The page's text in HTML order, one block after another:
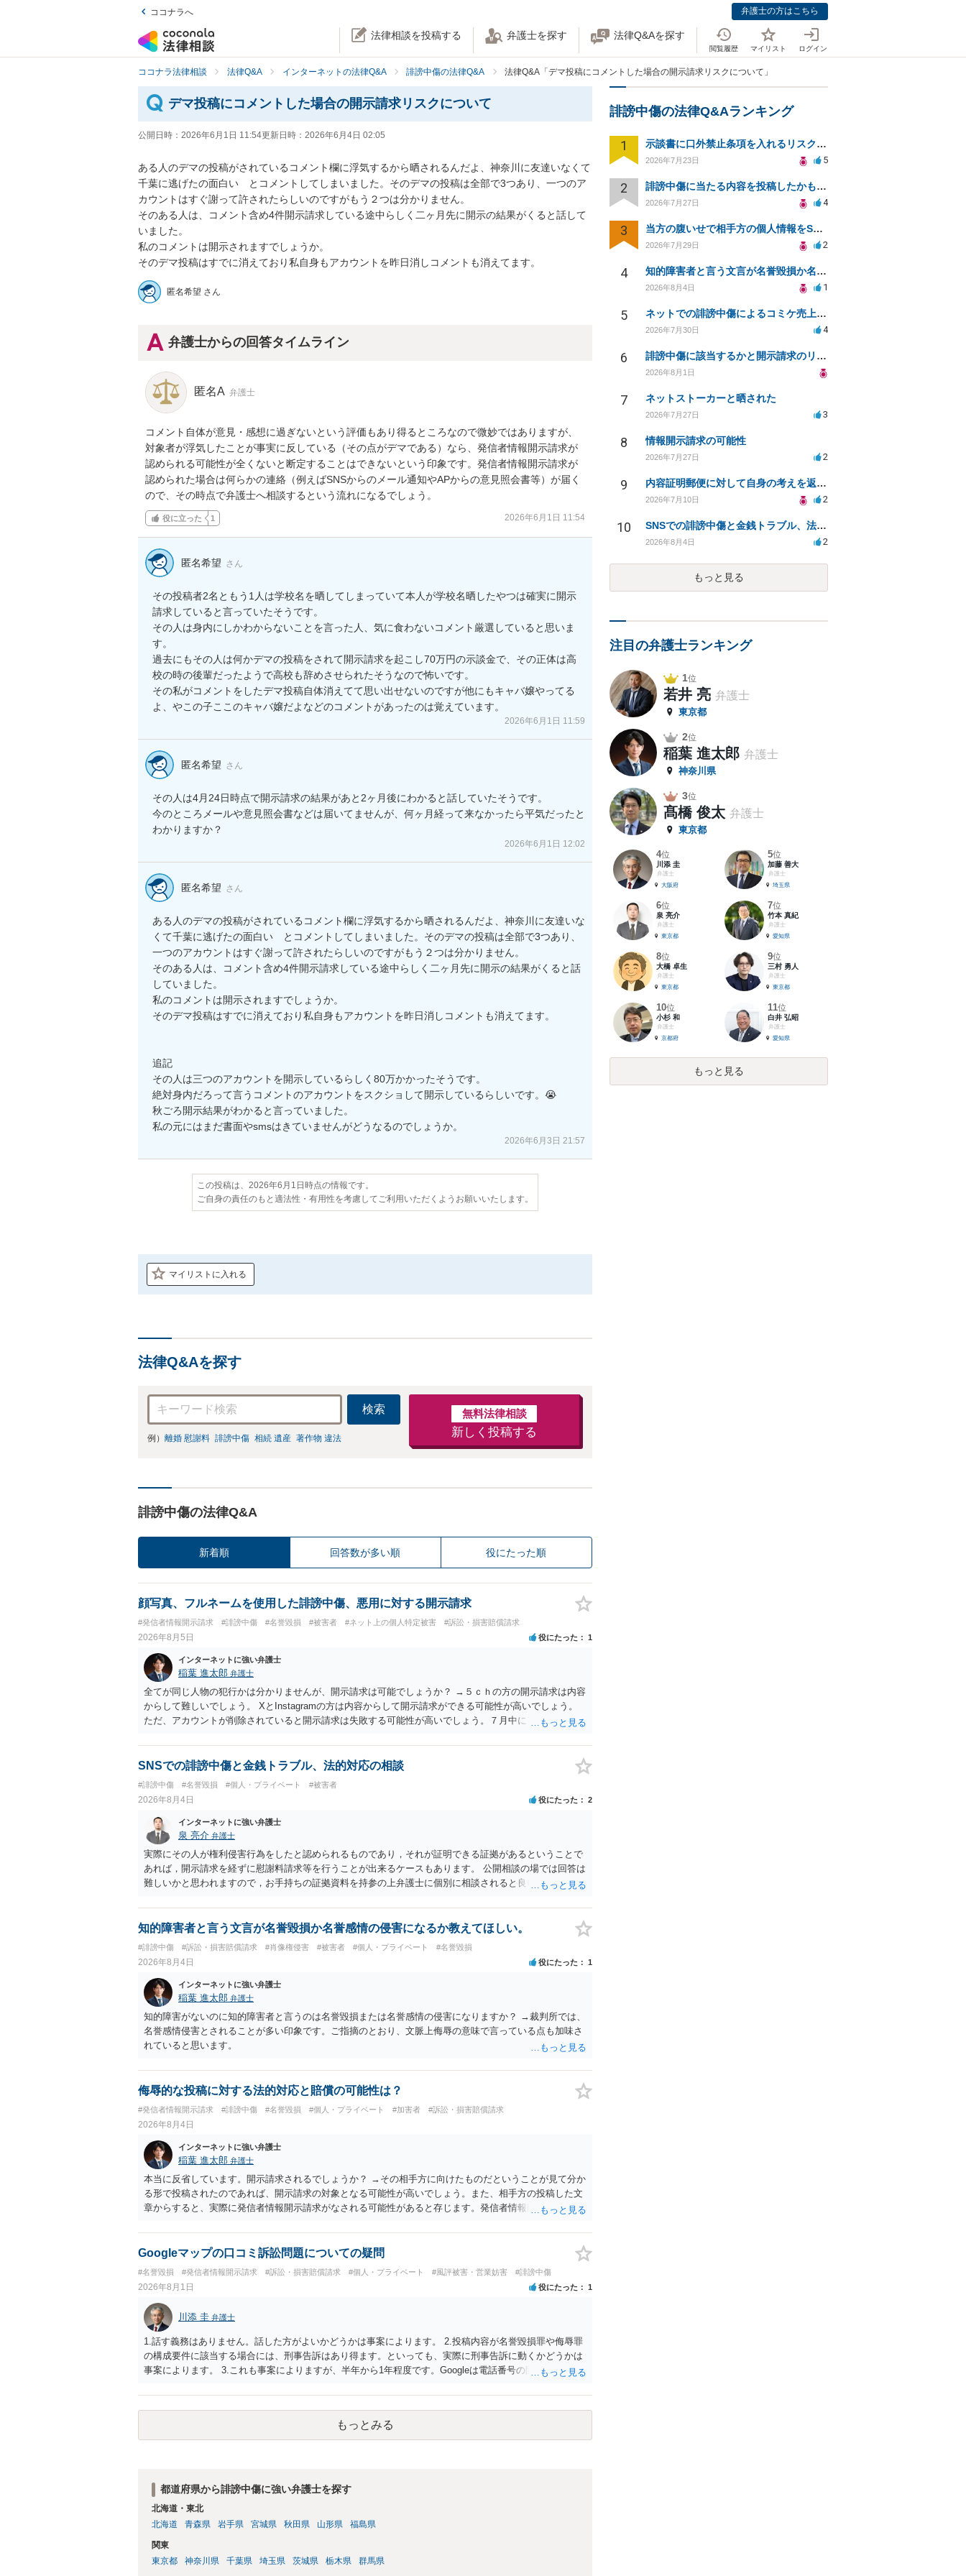
ココナラへ 弁護士の方はこちら
法律相談を投稿する 弁護士を探す 法律Q&Aを探す
閲覧履歴 マイリスト ログイン
ココナラ法律相談 法律Q&A インターネットの法律Q&A 誹謗中傷の法律Q&A 法律Q&A「デマ投稿にコメントした場合の開示請求リスクについて」
デマ投稿にコメントした場合の開示請求リスクについて
公開日時： 2026年6月1日 11:54更新日時： 2026年6月4日 02:05
ある人のデマの投稿がされているコメント欄に浮気するから晒されるんだよ、神奈川に友達いなくて
千葉に逃げたの面白い　とコメントしてしまいました。そのデマの投稿は全部で3つあり、一つのア
カウントはすぐ謝って許されたらしいのですがもう２つは分かりません。
そのある人は、コメント含め4件開示請求している途中らしく二ヶ月先に開示の結果がくると話して
いました。
私のコメントは開示されますでしょうか。
そのデマ投稿はすでに消えており私自身もアカウントを昨日消しコメントも消えてます。
匿名希望 さん
弁護士からの回答タイムライン
匿名A 弁護士
コメント自体が意見・感想に過ぎないという評価もあり得るところなので微妙ではありますが、
対象者が浮気したことが事実に反している（その点がデマである）なら、発信者情報開示請求が
認められる可能性が全くないと断定することはできないという印象です。発信者情報開示請求が
認められた場合は何らかの連絡（例えばSNSからのメール通知やAPからの意見照会書等）が届く
ので、その時点で弁護士へ相談するという流れになるでしょう。
役に立った 1 2026年6月1日 11:54
匿名希望 さん
その投稿者2名ともう1人は学校名を晒してしまっていて本人が学校名晒したやつは確実に開示
請求していると言っていたそうです。
その人は身内にしかわからないことを言った人、気に食わないコメント厳選していると思いま
す。
過去にもその人は何かデマの投稿をされて開示請求を起こし70万円の示談金で、その正体は高
校の時の後輩だったようで高校も辞めさせられたそうなので怖いです。
その私がコメントをしたデマ投稿自体消えてて思い出せないのですが他にもキャバ嬢やってる
よ、やこの子ここのキャバ嬢だよなどのコメントがあったのは覚えています。
2026年6月1日 11:59
匿名希望 さん
その人は4月24日時点で開示請求の結果があと2ヶ月後にわかると話していたそうです。
今のところメールや意見照会書などは届いてませんが、何ヶ月経って来なかったら平気だったと
わかりますか？
2026年6月1日 12:02
匿名希望 さん
ある人のデマの投稿がされているコメント欄に浮気するから晒されるんだよ、神奈川に友達いな
くて千葉に逃げたの面白い　とコメントしてしまいました。そのデマの投稿は全部で3つあり、
一つのアカウントはすぐ謝って許されたらしいのですがもう２つは分かりません。
そのある人は、コメント含め4件開示請求している途中らしく二ヶ月先に開示の結果がくると話
していました。
私のコメントは開示されますでしょうか。
そのデマ投稿はすでに消えており私自身もアカウントを昨日消しコメントも消えてます。
追記
その人は三つのアカウントを開示しているらしく80万かかったそうです。
絶対身内だろって言うコメントのアカウントをスクショして開示しているらしいです。😭
秋ごろ開示結果がわかると言っていました。
私の元にはまだ書面やsmsはきていませんがどうなるのでしょうか。
2026年6月3日 21:57
この投稿は、2026年6月1日時点の情報です。
ご自身の責任のもと適法性・有用性を考慮してご利用いただくようお願いいたします。
マイリストに入れる
法律Q&Aを探す
検索
例） 離婚 慰謝料 誹謗中傷 相続 遺産 著作物 違法
無料法律相談
新しく投稿する
誹謗中傷の法律Q&A
新着順 回答数が多い順 役にたった順
顔写真、フルネームを使用した誹謗中傷、悪用に対する開示請求
#発信者情報開示請求 #誹謗中傷 #名誉毀損 #被害者 #ネット上の個人特定被害 #訴訟・損害賠償請求
2026年8月5日 役にたった 1
インターネットに強い弁護士
稲葉 進太郎 弁護士
全てが同じ人物の犯行かは分かりませんが、開示請求は可能でしょうか？ →５ｃｈの方の開示請求は内容
からして難しいでしょう。 XとInstagramの方は内容からして開示請求ができる可能性が高いでしょう。
ただ、アカウントが削除されていると開示請求は失敗する可能性が高いでしょう。７月中にアカウントが
相手に全ての弁護士費用を負担させることは可能でしょうか？ →訴訟外の交渉で相手方が認めれば負担さ
せることができるでしょう。訴訟で判決となった場合は、実際の弁護士費用が認められる場合と認められ
SNSでの誹謗中傷と金銭トラブル、法的対応の相談
#誹謗中傷 #名誉毀損 #個人・プライベート #被害者
2026年8月4日 役にたった 2
インターネットに強い弁護士
泉 亮介 弁護士
実際にその人が権利侵害行為をしたと認められるものであり，それが証明できる証拠があるということで
あれば，開示請求を経ずに慰謝料請求等を行うことが出来るケースもあります。 公開相談の場では回答は
難しいかと思われますので，お手持ちの証拠資料を持参の上弁護士に個別に相談されると良いでしょう。
知的障害者と言う文言が名誉毀損か名誉感情の侵害になるか教えてほしい。
#誹謗中傷 #訴訟・損害賠償請求 #肖像権侵害 #被害者 #個人・プライベート #名誉毀損
2026年8月4日 役にたった 1
インターネットに強い弁護士
稲葉 進太郎 弁護士
知的障害がないのに知的障害者と言うのは名誉毀損または名誉感情の侵害になりますか？ →裁判所では、
名誉感情侵害とされることが多い印象です。ご指摘のとおり、文脈上侮辱の意味で言っている点も加味さ
れていると思います。
侮辱的な投稿に対する法的対応と賠償の可能性は？
#発信者情報開示請求 #誹謗中傷 #名誉毀損 #個人・プライベート #加害者 #訴訟・損害賠償請求
2026年8月4日
インターネットに強い弁護士
稲葉 進太郎 弁護士
本当に反省しています。開示請求されるでしょうか？ →その相手方に向けたものだということが見て分か
る形で投稿されたのであれば、開示請求の対象となる可能性が高いでしょう。また、相手方の投稿した文
章からすると、実際に発信者情報開示請求がなされる可能性があると存じます。発信者情報開示請求が進
カウントの登録メールに意見照会がなされます。 また、された場合賠償金はいくらでしょうか。 →ケー
スバイケースであり、数万円から１００万単位まで様々でしょう。裁判外であれば交渉して相手方の請求
Googleマップの口コミ訴訟問題についての疑問
#名誉毀損 #発信者情報開示請求 #訴訟・損害賠償請求 #個人・プライベート #風評被害・営業妨害 #誹謗中傷
2026年8月1日 役にたった 1
川添 圭 弁護士
1.話す義務はありません。話した方がよいかどうかは事案によります。 2.投稿内容が名誉毀損罪や侮辱罪
の構成要件に該当する場合には、刑事告訴はあり得ます。といっても、実際に刑事告訴に動くかどうかは
事案によります。 3.これも事案によりますが、半年から1年程度です。Googleは電話番号の開示請求もで
さらにいえば、利用者からの口コミ投稿の場合、開示請求者はある程度対象者を特定できている（ただし
証拠による裏付けか必要なので発信者情報開示請求をする）というケースが比較的多いと思われます。
もっとみる
都道府県から誹謗中傷に強い弁護士を探す
北海道・東北
北海道
青森県 岩手県 宮城県 秋田県 山形県 福島県
関東
東京都
神奈川県 千葉県 埼玉県 茨城県 栃木県 群馬県
誹謗中傷の法律Q&Aランキング
1 示談書に口外禁止条項を入れるリスクはありますか？
2026年7月23日 5
2 誹謗中傷に当たる内容を投稿したかもしれない。開示請求や民事刑事裁判に発展しうるのか教えて欲しい。
2026年7月27日 4
3 当方の腹いせで相手方の個人情報をSNSで晒してしまい名誉毀損させてしまったかもしれない
2026年7月29日 2
4 知的障害者と言う文言が名誉毀損か名誉感情の侵害になるか教えてほしい。
2026年8月4日 1
5 ネットでの誹謗中傷によるコミケ売上減少、損害賠償は可能か？
2026年7月30日 4
6 誹謗中傷に該当するかと開示請求のリスクを知りたい
2026年8月1日
7 ネットストーカーと晒された
2026年7月27日 3
8 情報開示請求の可能性
2026年7月27日 2
9 内容証明郵便に対して自身の考えを返答しなければなりませんか？
2026年7月10日 2
10 SNSでの誹謗中傷と金銭トラブル、法的対応の相談
2026年8月4日 2
もっと見る
注目の弁護士ランキング
1位
若井 亮 弁護士
東京都
2位
稲葉 進太郎 弁護士
神奈川県
3位
髙橋 俊太 弁護士
東京都
4位
川添 圭
弁護士
大阪府
5位
加藤 善大
弁護士
埼玉県
6位
泉 亮介
弁護士
東京都
7位
竹本 真紀
弁護士
愛知県
8位
大橋 卓生
弁護士
東京都
9位
三村 勇人
弁護士
東京都
10位
小杉 和
弁護士
京都府
11位
白井 弘昭
弁護士
愛知県
もっと見る